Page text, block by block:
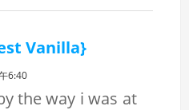
Vanilla}
6:40
the way i was at